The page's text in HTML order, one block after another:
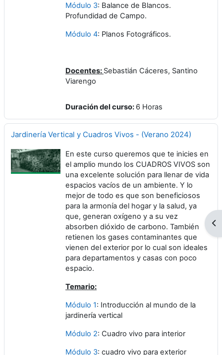
Módulo 3: Balance de Blancos.
Profundidad de Campo.
Módulo 4: Planos Fotográficos.
Docentes: Sebastián Cáceres, Santino
Viarengo
Duración del curso: 6 Horas
Jardinería Vertical y Cuadros Vivos - (Verano 2024)
En este curso queremos que te inicies en
el amplio mundo los CUADROS VIVOS son
una excelente solución para llenar de vida
espacios vacíos de un ambiente. Y lo
mejor de todo es que son beneficiosos
para la armonía del hogar y la salud, ya
que, generan oxígeno y a su vez
absorben dióxido de carbono. También
retienen los gases contaminantes que
vienen del exterior por lo cual son ideales
para departamentos y casas con poco
espacio.
Temario:
Módulo 1: Introducción al mundo de la
jardinería vertical
Módulo 2: Cuadro vivo para interior
Módulo 3: cuadro vivo para exterior